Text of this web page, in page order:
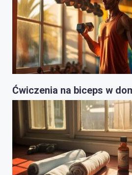
Ćwiczenia na biceps w